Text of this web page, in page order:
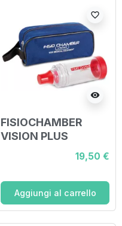
visibility
favorite_border
FISIOCHAMBER
VISION PLUS
INALAZIONE ANTI
BOCCAGLIO
19,50 €
Aggiungi al carrello